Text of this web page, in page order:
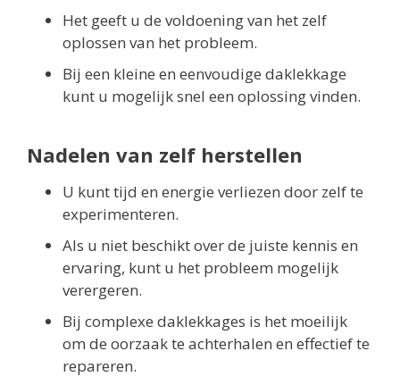
Het geeft u de voldoening van het zelf
oplossen van het probleem.
Bij een kleine en eenvoudige daklekkage
kunt u mogelijk snel een oplossing vinden.
Nadelen van zelf herstellen
U kunt tijd en energie verliezen door zelf te
experimenteren.
Als u niet beschikt over de juiste kennis en
ervaring, kunt u het probleem mogelijk
verergeren.
Bij complexe daklekkages is het moeilijk
om de oorzaak te achterhalen en effectief te
repareren.